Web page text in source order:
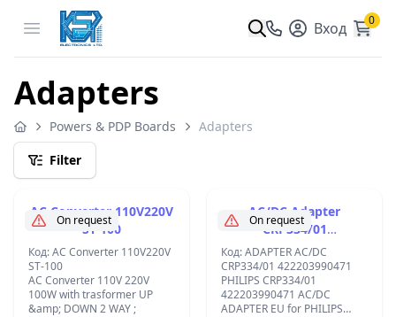
Open menu Вход 0
Adapters
Powers & PDP Boards
Adapters
Filter
On request
AC Converter 110V220V
ST-100
Код: AC Converter 110V220V
ST-100
AC Converter 110V 220V
100W with trasformer UP
&amp; DOWN 2 WAY ;
On request
AC/DC Adapter
CRP334/01
422203990471
Код: ADAPTER AC/DC
CRP334/01 422203990471
PHILIPS CRP334/01
422203990471 AC/DC
ADAPTER EU for PHILIPS